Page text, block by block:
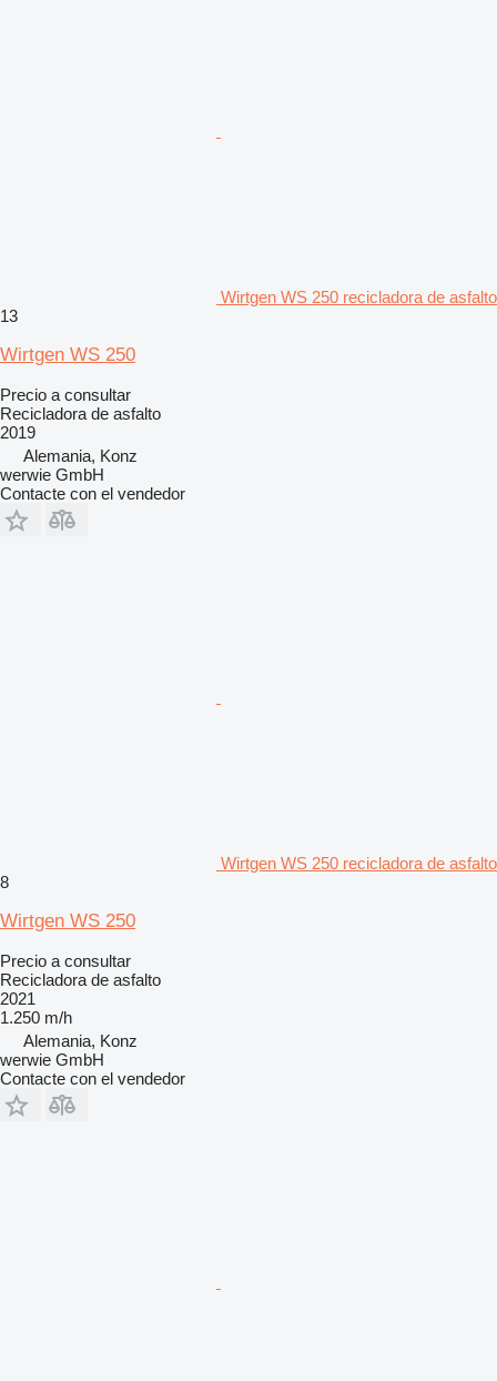
Wirtgen WS 250 recicladora de asfalto
13
Wirtgen WS 250
Precio a consultar
Recicladora de asfalto
2019
Alemania, Konz
werwie GmbH
Contacte con el vendedor
Wirtgen WS 250 recicladora de asfalto
8
Wirtgen WS 250
Precio a consultar
Recicladora de asfalto
2021
1.250 m/h
Alemania, Konz
werwie GmbH
Contacte con el vendedor